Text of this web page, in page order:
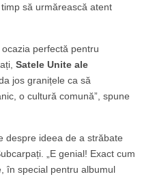
să urmărească atent
perfectă pentru
Satele Unite ale
jos granițele ca să
o cultură comună”, spune
despre ideea de a străbate
„E genial! Exact cum
în special pentru albumul